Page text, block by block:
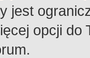
jest
opcji